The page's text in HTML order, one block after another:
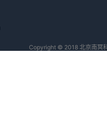
Copyright © 2018 北京南冥